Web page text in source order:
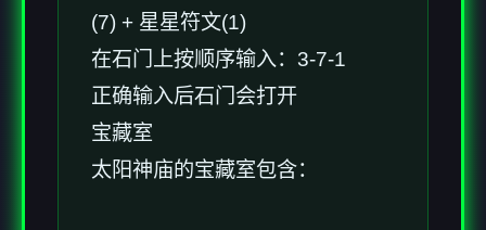
(7) + 星星符文(1)
在石门上按顺序输入：3-7-1
正确输入后石门会打开
宝藏室
太阳神庙的宝藏室包含：